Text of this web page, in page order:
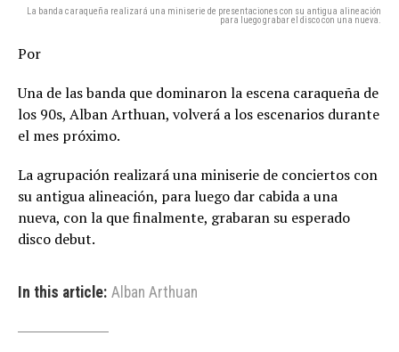
La banda caraqueña realizará una miniserie de presentaciones con su antigua alineación
para luego grabar el disco con una nueva.
Por
Una de las banda que dominaron la escena caraqueña de
los 90s, Alban Arthuan, volverá a los escenarios durante
el mes próximo.
La agrupación realizará una miniserie de conciertos con
su antigua alineación, para luego dar cabida a una
nueva, con la que finalmente, grabaran su esperado
disco debut.
In this article: Alban Arthuan